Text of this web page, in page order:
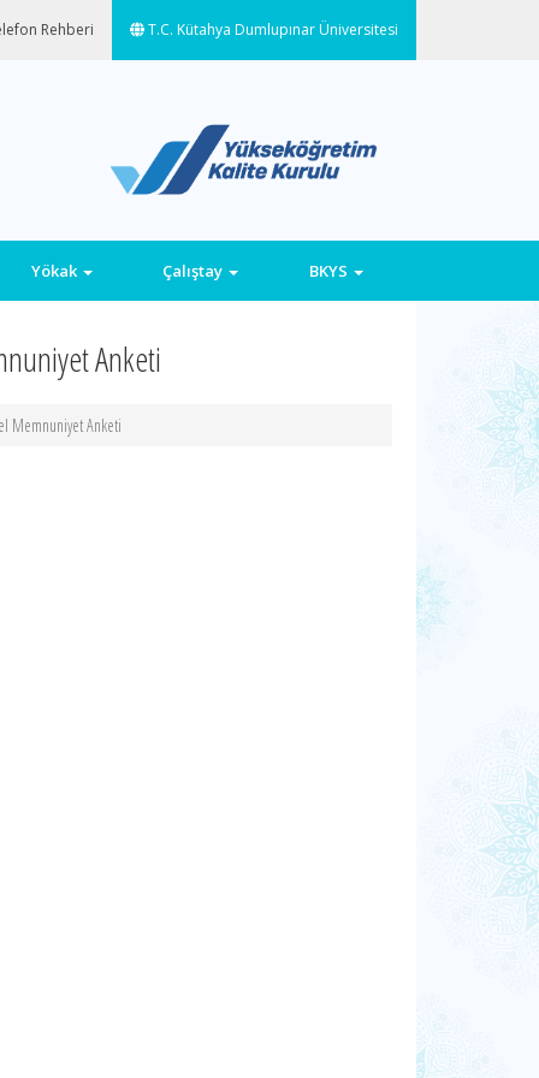
Rehberi T.C. Kütahya Dumlupınar Üniversitesi
Yökak Çalıştay BKYS
Anketi
Memnuniyet Anketi